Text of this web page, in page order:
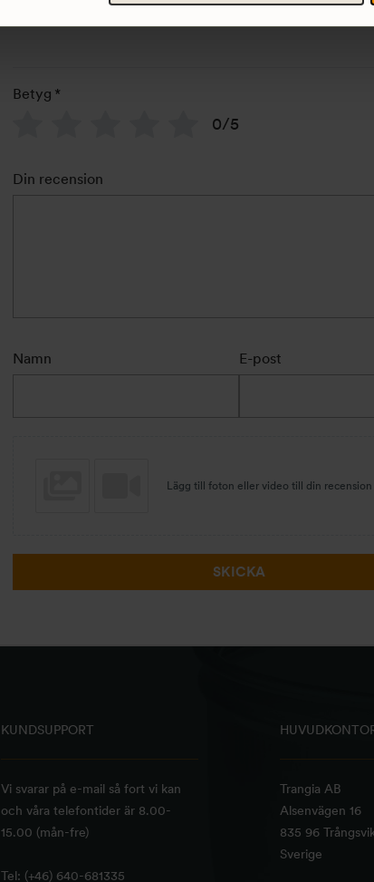
Flamspridare GB74
Betyg *
0/5
Din recension
Namn E-post
Lägg till foton eller video till din recension
SKICKA
KUNDSUPPORT
Vi svarar på e-mail så fort vi kan
och våra telefontider är 8.00-
15.00 (mån-fre)
Tel: (+46) 640-681335
Trangia AB
Alsenvägen 16
835 96
Sverige